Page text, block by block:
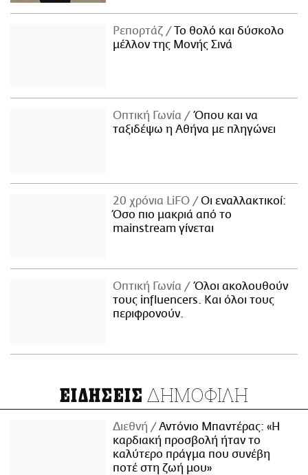
Ρεπορτάζ
Το θολό και δύσκολο
μέλλον της Μονής Σινά
Οπτική Γωνία
Όπου και να
ταξιδέψω η Αθήνα με πληγώνει
20 χρόνια LiFO
Οι εναλλακτικοί:
Όσο πιο μακριά από το
mainstream γίνεται
Οπτική Γωνία
Όλοι ακολουθούν
τους influencers. Και όλοι τους
περιφρονούν.
ΕΙΔΗΣΕΙΣ ΔΗΜΟΦΙΛΗ
Διεθνή
Αντόνιο Μπαντέρας: «Η
καρδιακή προσβολή ήταν το
καλύτερο πράγμα που συνέβη
ποτέ στη ζωή μου»